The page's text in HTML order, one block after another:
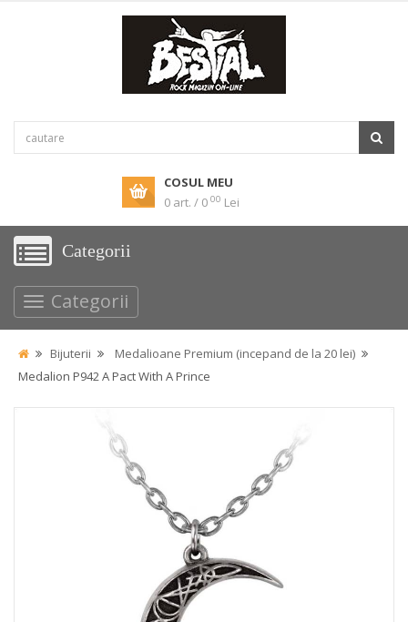
COSUL MEU
0 art. / 0 00 Lei
Categorii
Categorii
Bijuterii
Medalioane Premium (incepand de la 20 lei)
Medalion P942 A Pact With A Prince